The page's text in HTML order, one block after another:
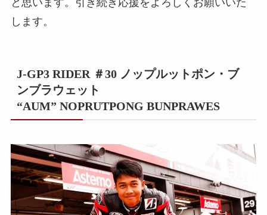
と思います。引き続き応援をよろしくお願いいた
します。
J-GP3 RIDER ＃30 ノップルットポン・ブ
ンブラウェット
“AUM” NOPRUTPONG BUNPRAWES